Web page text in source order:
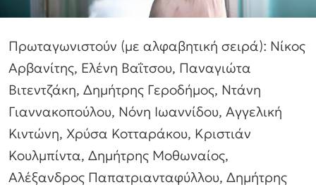
Πρωταγωνιστούν (με αλφαβητική σειρά): Νίκος
Αρβανίτης, Ελένη Βαΐτσου, Παναγιώτα
Βιτεντζάκη, Δημήτρης Γεροδήμος, Ντάνη
Γιαννακοπούλου, Νόνη Ιωαννίδου, Αγγελική
Κιντώνη, Χρύσα Κοτταράκου, Κριστιάν
Κουλμπίντα, Δημήτρης Μοθωναίος,
Αλέξανδρος Παπατριανταφύλλου, Δημήτρης